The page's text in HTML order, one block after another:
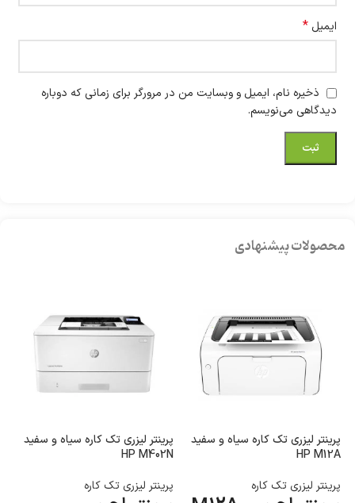
ایمیل *
ذخیره نام، ایمیل و وبسایت من در مرورگر برای زمانی که دوباره
دیدگاهی می‌نویسم.
محصولات پیشنهادی
پرینتر لیزری تک کاره سیاه و سفید
HP M12A
پرینتر لیزری تک کاره
پرینتر لیزری تک کاره سیاه و سفید
HP M402N
پرینتر لیزری تک کاره